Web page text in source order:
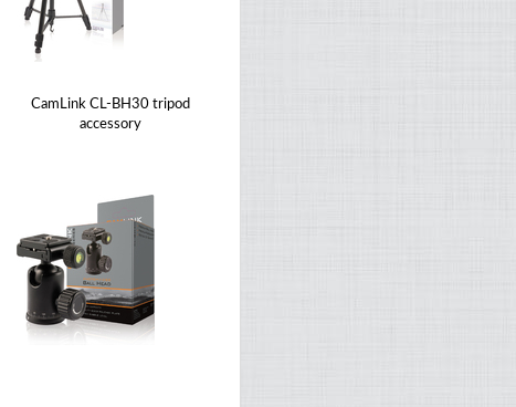
CamLink CL-BH30 tripod
accessory